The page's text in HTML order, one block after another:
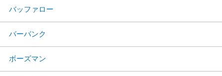
バッファロー
バーバンク
ボーズマン